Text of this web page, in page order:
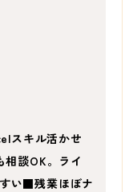
スキル活かせ
談OK。ライ
い■残業ほぼナ